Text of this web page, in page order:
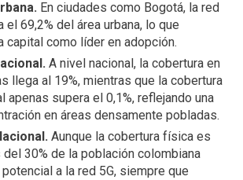
En ciudades como Bogotá, la red
el 69,2% del área urbana, lo que
capital como líder en adopción.
A nivel nacional, la cobertura en
llega al 19%, mientras que la cobertura
apenas supera el 0,1%, reflejando una
en áreas densamente pobladas.
Aunque la cobertura física es
del 30% de la población colombiana
a la red 5G, siempre que